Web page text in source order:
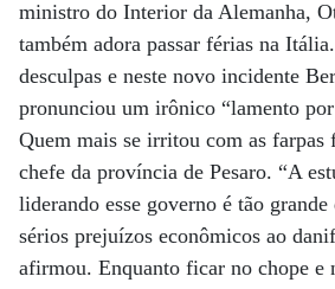
ministro do Interior da Alemanha,
também adora passar férias na
desculpas e neste novo incidente
pronunciou um irônico “lamento
Quem mais se irritou com as
chefe da província de Pesaro. “A
liderando esse governo é tão grande
sérios prejuízos econômicos ao
afirmou. Enquanto ficar no chope e